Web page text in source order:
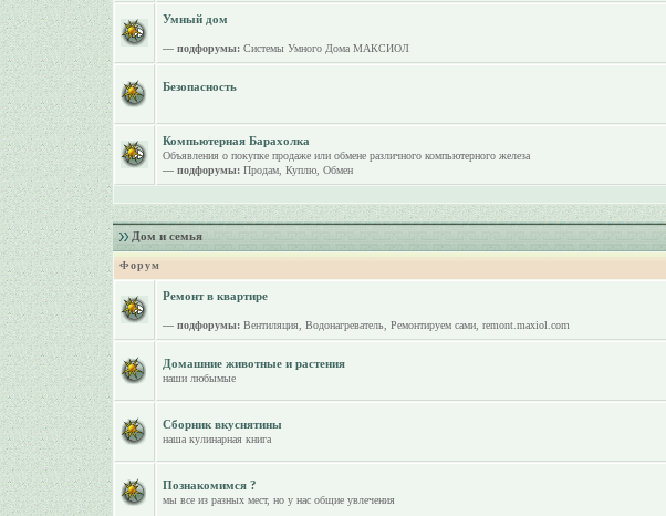
Умный дом
— подфорумы: Системы Умного Дома МАКСИОЛ
Безопасность
Компьютерная Барахолка
Объявления о покупке продаже или обмене различного компьютерного железа
— подфорумы: Продам, Куплю, Обмен
Дом и семья
Форум
Ремонт в квартире
— подфорумы: Вентиляция, Водонагреватель, Ремонтируем сами, remont.maxiol.com
Домашние животные и растения
наши любымые
Сборник вкуснятины
наша кулинарная книга
Познакомимся ?
мы все из разных мест, но у нас общие увлечения